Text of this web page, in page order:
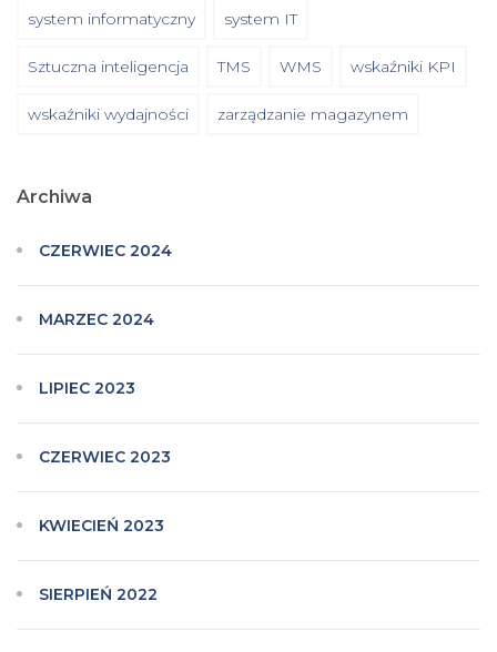
system informatyczny system IT
Sztuczna inteligencja TMS WMS wskaźniki KPI
wskaźniki wydajności zarządzanie magazynem
Archiwa
CZERWIEC 2024
MARZEC 2024
LIPIEC 2023
CZERWIEC 2023
KWIECIEŃ 2023
SIERPIEŃ 2022